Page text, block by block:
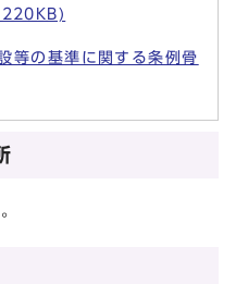
220KB)
等の基準に関する条例骨